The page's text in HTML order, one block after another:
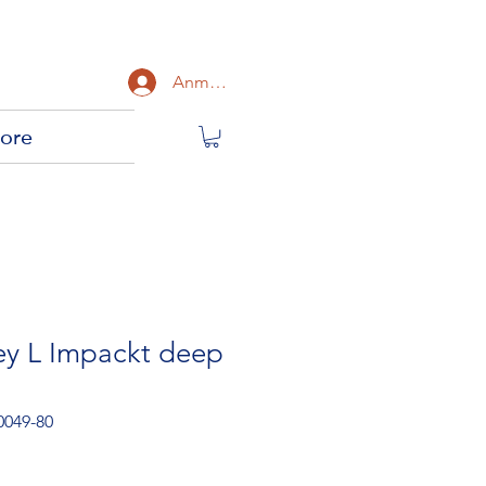
Anmelden
L Impackt deep
80